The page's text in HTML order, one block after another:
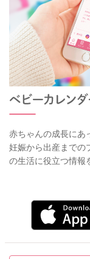
赤ちゃんの成長にあ
妊娠から出産までの
の生活に役立つ情報